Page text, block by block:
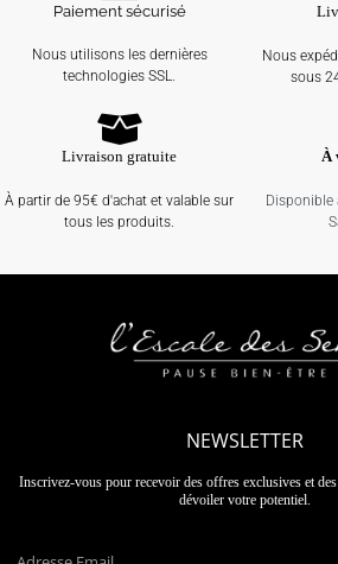
Paiement sécurisé
Nous utilisons les dernières
technologies SSL.
Nous
sous
Livraison gratuite
À partir de 95€ d'achat et valable sur
tous les produits.
À
Disponible
NEWSLETTER
Inscrivez-vous pour recevoir des offres exclusives et
dévoiler votre potentiel.